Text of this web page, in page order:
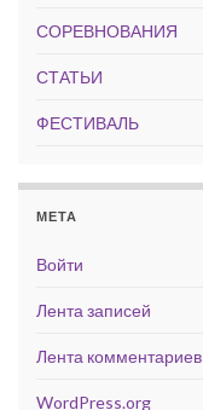
СОРЕВНОВАНИЯ
СТАТЬИ
ФЕСТИВАЛЬ
МЕТА
Войти
Лента записей
Лента комментариев
WordPress.org